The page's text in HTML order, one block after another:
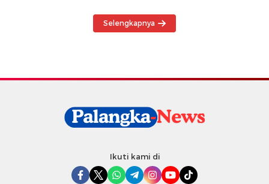
Selengkapnya
Ikuti kami di